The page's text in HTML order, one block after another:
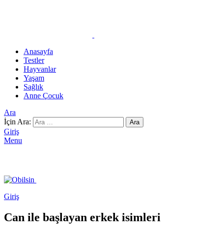
Anasayfa
Testler
Hayvanlar
Yaşam
Sağlık
Anne Çocuk
Ara
İçin Ara:
Ara
Giriş
Menu
Giriş
Can ile başlayan erkek isimleri